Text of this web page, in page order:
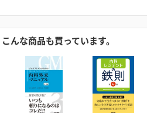
んな商品も買っています。